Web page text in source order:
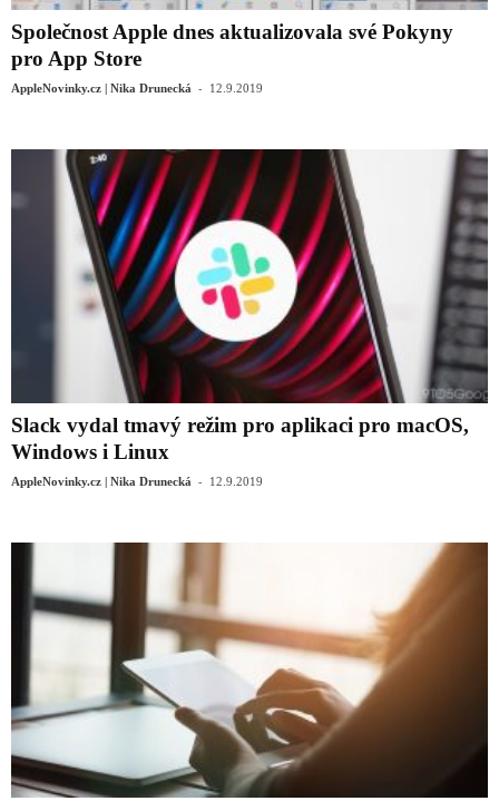
Společnost Apple dnes aktualizovala své Pokyny
pro App Store
AppleNovinky.cz | Nika Drunecká - 12.9.2019
Slack vydal tmavý režim pro aplikaci pro macOS,
Windows i Linux
AppleNovinky.cz | Nika Drunecká - 12.9.2019